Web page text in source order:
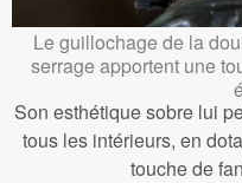
Le guillochage de la
serrage apportent une
Son esthétique sobre lui
tous les intérieurs, en
touche de